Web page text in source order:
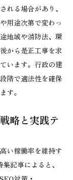
れる場合があり、
用途次第で変わっ
地域や消防法、環
から是正工事を求
います。行政の建
階で適法性を確保
す。
略と実践テ
い稼働率を維持す
記事によると、